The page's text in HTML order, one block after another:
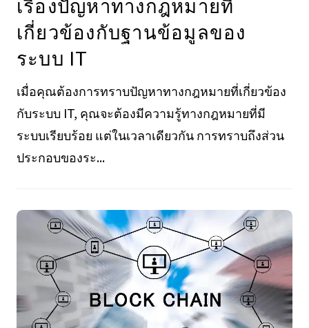
เกี่ยวข้องกับฐานข้อมูลของ
ระบบ IT
เมื่อคุณต้องการทราบปัญหาทางกฎหมายที่เกี่ยวข้อง
กับระบบ IT, คุณจะต้องมีความรู้ทางกฎหมายที่มี
ระบบเรียบร้อย แต่ในเวลาเดียวกัน การทราบถึงส่วน
ประกอบของระ...